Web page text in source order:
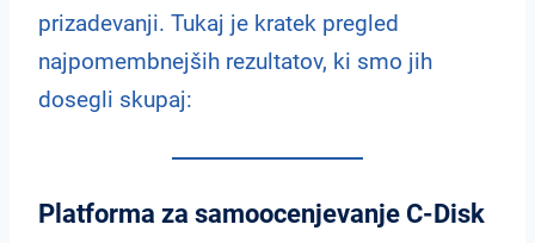
prizadevanji. Tukaj je kratek pregled
najpomembnejših rezultatov, ki smo jih
dosegli skupaj:
Platforma za samoocenjevanje C-Disk